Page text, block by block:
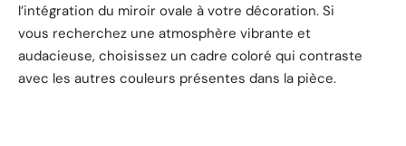
l’intégration du miroir ovale à votre décoration. Si
vous recherchez une atmosphère vibrante et
audacieuse, choisissez un cadre coloré qui contraste
avec les autres couleurs présentes dans la pièce.